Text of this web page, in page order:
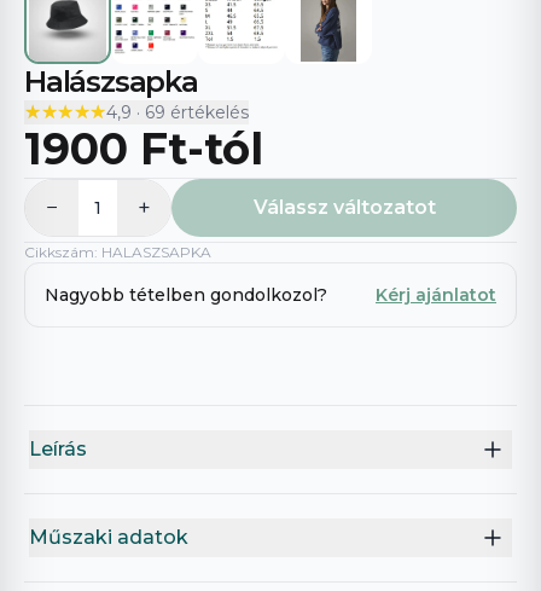
Halászsapka
★★★★★
★★★★★4,9 · 69 értékelés
1900 Ft-tól
− 1 + Válassz változatot
Cikkszám: HALASZSAPKA
Nagyobb tételben gondolkozol? Kérj ajánlatot
Leírás
Műszaki adatok